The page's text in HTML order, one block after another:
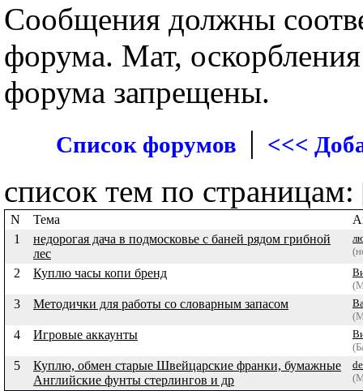
Сообщения должны
форума. Мат,
форума запрещены.
Список форумов | <<<
список тем по страницам:
N Тема
1
недорогая дача в подмосковье с баней рядом грибной
лес
2 Куплю часы копи бренд
3 Методички для работы со словарным запасом
4 Игровые аккаунты
5
Куплю, обмен старые Швейцарские франки, бумажные
Английские фунты стерлингов и др